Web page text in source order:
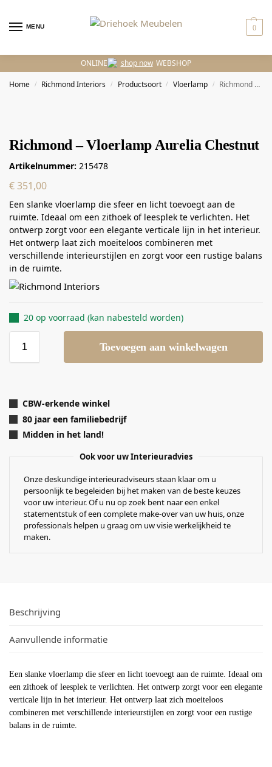
MENU 0
ONLINE WEBSHOP
Home / Richmond Interiors / Productsoort / Vloerlamp / Richmond – Vloerlamp Aurelia Chestnut
Richmond – Vloerlamp Aurelia Chestnut
Artikelnummer: 215478
€351,00
Een slanke vloerlamp die sfeer en licht toevoegt aan de
ruimte. Ideaal om een zithoek of leesplek te verlichten. Het
ontwerp zorgt voor een elegante verticale lijn in het interieur.
Het ontwerp laat zich moeiteloos combineren met
verschillende interieurstijlen en zorgt voor een rustige balans
in de ruimte.
20 op voorraad (kan nabesteld worden)
Toevoegen aan winkelwagen
CBW-erkende winkel
80 jaar een familiebedrijf
Midden in het land!
Ook voor uw Interieuradvies
Onze deskundige interieuradviseurs staan klaar om u
persoonlijk te begeleiden bij het maken van de beste keuzes
voor uw interieur. Of u nu op zoek bent naar een enkel
statementstuk of een complete make-over van uw huis, onze
professionals helpen u graag om uw visie werkelijkheid te
maken.
Beschrijving
Aanvullende informatie
Een slanke vloerlamp die sfeer en licht toevoegt aan de ruimte. Ideaal om
een zithoek of leesplek te verlichten. Het ontwerp zorgt voor een elegante
verticale lijn in het interieur. Het ontwerp laat zich moeiteloos
combineren met verschillende interieurstijlen en zorgt voor een rustige
balans in de ruimte.